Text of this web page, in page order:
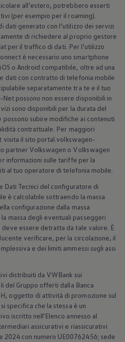
all’estero, potrebbero esserti
(per esempio per il roaming).
dati generato con l’utilizzo dei servizi
di richiedere al proprio gestore
per il traffico di dati. Per l’utilizzo
è necessario uno smartphone
o Android compatibile, oltre ad una
dati con contratto di telefonia mobile
separatamente tra te e il tuo
possono non essere disponibili in
sono disponibili per la durata del
subire modifiche ai contenuti
contrattuale. Per maggiori
visita il sito portal.volkswagen-
partner Volkswagen o Volkswagen
informazioni sulle tariffe per la
al tuo operatore di telefonia mobile.
Dati Tecnici del configuratore di
è calcolabile sottraendo la massa
configurazione dalla massa
massa degli eventuali passeggeri
deve essere detratta da tale valore. È
verificare, per la circolazione, il
e dei limiti ammessi sugli assi
distribuiti da VWBank sui
del Gruppo offerti dalla Banca
oggetto di attività di promozione sul
specifica che la stessa è un
iscritto nell'Elenco annesso al
assicurativi e riassicurativi
2024 con numero UE00762456; sede